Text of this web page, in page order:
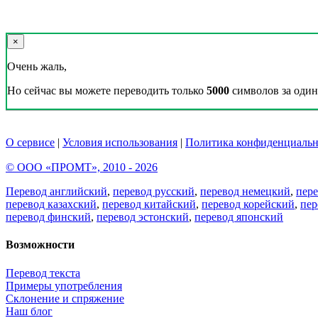
×
Очень жаль,
Но сейчас вы можете переводить только 5000 символов за
О сервисе | Условия использования | Политика
© ООО «ПРОМТ», 2010 - 2026
Перевод английский, перевод русский, перевод немецкий,
перевод казахский, перевод китайский, перевод корейский,
перевод финский, перевод эстонский, перевод японский
Возможности
Перевод текста
Примеры употребления
Склонение и спряжение
Наш блог